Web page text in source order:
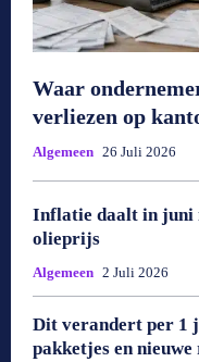
Waar
verliezen op
Algemeen 26 Juli 2026
Inflatie daalt in juni
olieprijs
Algemeen 2 Juli 2026
Dit verandert per 1
pakketjes en nieuwe